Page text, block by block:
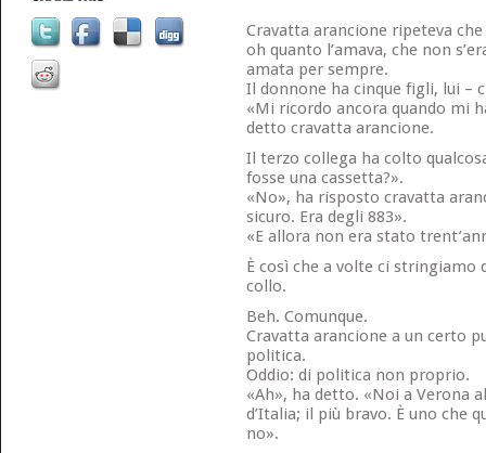
Cravatta arancione ripeteva
oh quanto l’amava, che non
amata per sempre.
Il donnone ha cinque figli, lui –
«Mi ricordo ancora quando mi
detto cravatta arancione.
Il terzo collega ha colto
fosse una cassetta?».
«No», ha risposto cravatta
sicuro. Era degli 883».
«E allora non era stato
È così che a volte ci
collo.
Beh. Comunque.
Cravatta arancione a un certo
politica.
Oddio: di politica non proprio.
«Ah», ha detto. «Noi a Verona
d’Italia; il più bravo. È uno che
no».